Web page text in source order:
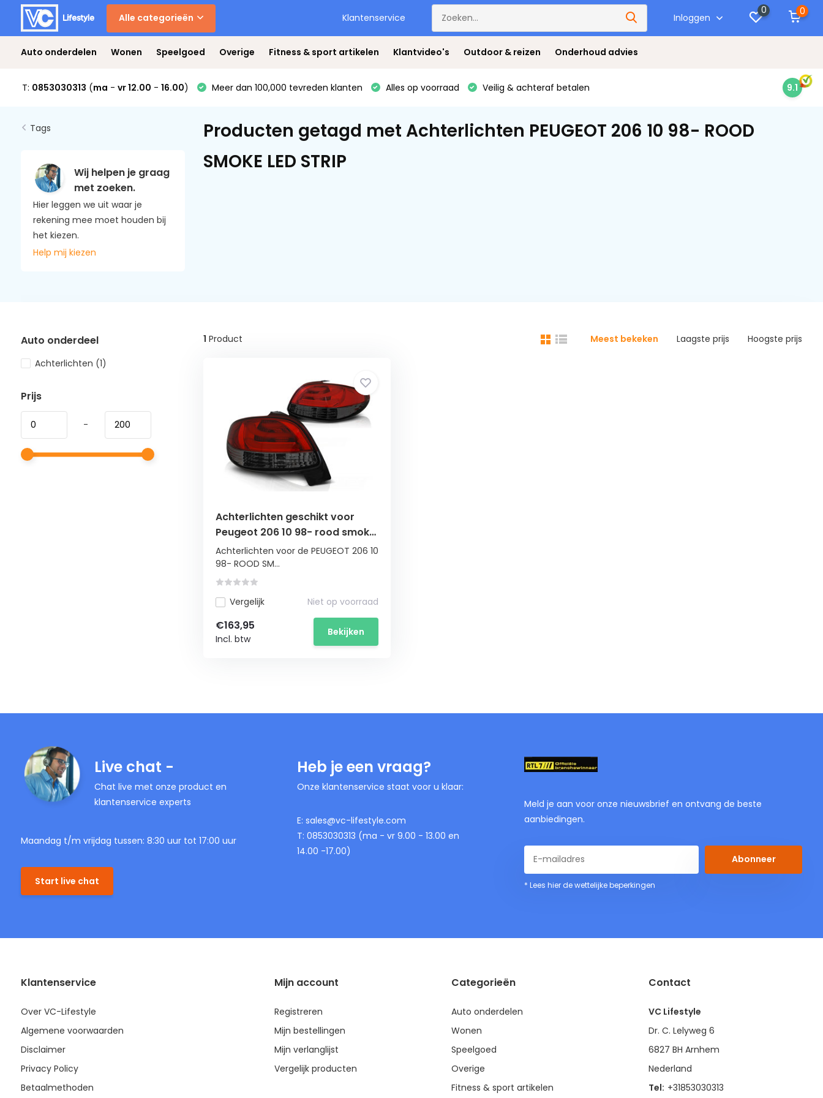
Alle categorieën Klantenservice Inloggen
0 0
Auto onderdelen Wonen Speelgoed Overige Fitness & sport artikelen Klantvideo's Outdoor & reizen Onderhoud advies
T: 0853030313 (ma - vr 12.00 - 16.00) Meer dan 100,000 tevreden klanten Alles op voorraad Veilig & achteraf betalen 9.1
Tags
Wij helpen je graag
met zoeken.
Hier leggen we uit waar je
rekening mee moet houden bij
het kiezen.
Help mij kiezen
Producten getagd met Achterlichten PEUGEOT 206 10 98- ROOD
SMOKE LED STRIP
Auto onderdeel
Achterlichten (1)
Prijs
-
1 Product Meest bekeken Laagste prijs Hoogste prijs
Achterlichten geschikt voor
Peugeot 206 10 98- rood smoke
LED strip
Achterlichten voor de PEUGEOT 206 10
98- ROOD SM...
Vergelijk Niet op voorraad
€163,95
Incl. btw
Bekijken
Live chat -
Chat live met onze product en
klantenservice experts
Maandag t/m vrijdag tussen: 8:30 uur tot 17:00 uur
Start live chat
Heb je een vraag?
Onze klantenservice staat voor u klaar:
E: sales@vc-lifestyle.com
T: 0853030313 (ma - vr 9.00 - 13.00 en
14.00 -17.00)
Meld je aan voor onze nieuwsbrief en ontvang de beste
aanbiedingen.
Abonneer
* Lees hier de wettelijke beperkingen
Klantenservice
Over VC-Lifestyle
Algemene voorwaarden
Disclaimer
Privacy Policy
Betaalmethoden
Mijn account
Registreren
Mijn bestellingen
Mijn verlanglijst
Vergelijk producten
Categorieën
Auto onderdelen
Wonen
Speelgoed
Overige
Fitness & sport artikelen
Contact
VC Lifestyle
Dr. C. Lelyweg 6
6827 BH Arnhem
Nederland
Tel: +31853030313